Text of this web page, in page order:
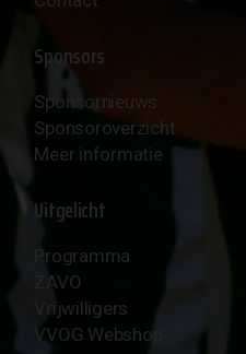
Sponsors
Sponsornieuws
Sponsoroverzicht
Meer informatie
Uitgelicht
Programma
ZAVO
Vrijwilligers
VVOG Webshop